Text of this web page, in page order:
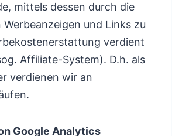
mittels dessen durch die
und Links zu
verdient
Affiliate-System). D.h. als
verdienen wir an
Google Analytics